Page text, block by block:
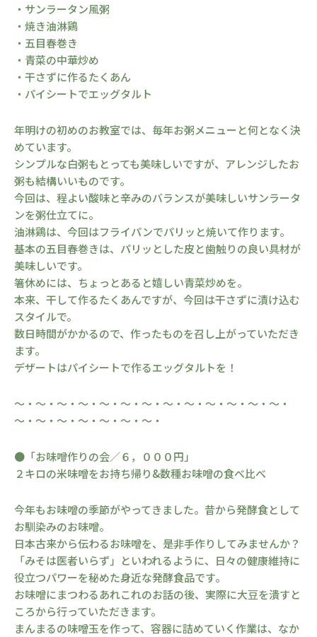
・サンラータン風粥
・焼き油淋鶏
・五目春巻き
・青菜の中華炒め
・干さずに作るたくあん
・パイシートでエッグタルト
年明けの初めのお教室では、毎年お粥メニューと何となく決
めています。
シンプルな白粥もとっても美味しいですが、アレンジしたお
粥も結構いいものです。
今回は、程よい酸味と辛みのバランスが美味しいサンラータ
ンを粥仕立てに。
油淋鶏は、今回はフライパンでパリッと焼いて作ります。
基本の五目春巻きは、パリッとした皮と歯触りの良い具材が
美味しいです。
箸休めには、ちょっとあると嬉しい青菜炒めを。
本来、干して作るたくあんですが、今回は干さずに漬け込む
スタイルで。
数日時間がかかるので、作ったものを召し上がっていただき
ます。
デザートはパイシートで作るエッグタルトを！
～・～・～・～・～・～・～・～・～・～・～・～・～・
～・～・～・～・～・～・～・
●「お味噌作りの会／６，０００円」
２キロの米味噌をお持ち帰り&数種お味噌の食べ比べ
今年もお味噌の季節がやってきました。昔から発酵食として
お馴染みのお味噌。
日本古来から伝わるお味噌を、是非手作りしてみませんか？
「みそは医者いらず」といわれるように、日々の健康維持に
役立つパワーを秘めた身近な発酵食品です。
お味噌にまつわるあれこれのお話の後、実際に大豆を潰すと
ころから行っていただきます。
まんまるの味噌玉を作って、容器に詰めていく作業は、なか